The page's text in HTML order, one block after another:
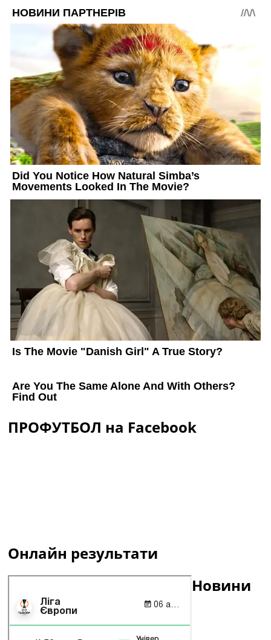
ПРОФУТБОЛ на Facebook
Онлайн результати
Новини